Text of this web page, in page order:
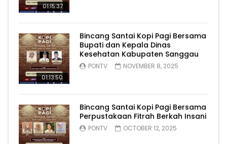
01:15:37
01:13:50
Bincang Santai Kopi Pagi Bersama
Bupati dan Kepala Dinas
Kesehatan Kabupaten Sanggau
PONTV NOVEMBER 8, 2025
Bincang Santai Kopi Pagi Bersama
Perpustakaan Fitrah Berkah Insani
PONTV OCTOBER 12, 2025